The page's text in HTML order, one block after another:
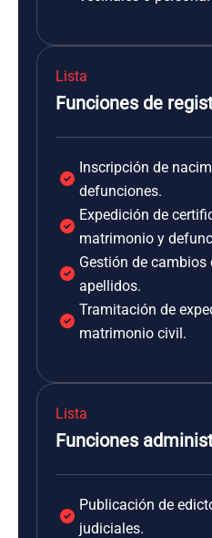
Lista
Funciones de
Inscripción de
defunciones.
Expedición de
matrimonio y
Gestión de cambios
apellidos.
Tramitación de
matrimonio civil.
Lista
Funciones
Publicación de
judiciales.